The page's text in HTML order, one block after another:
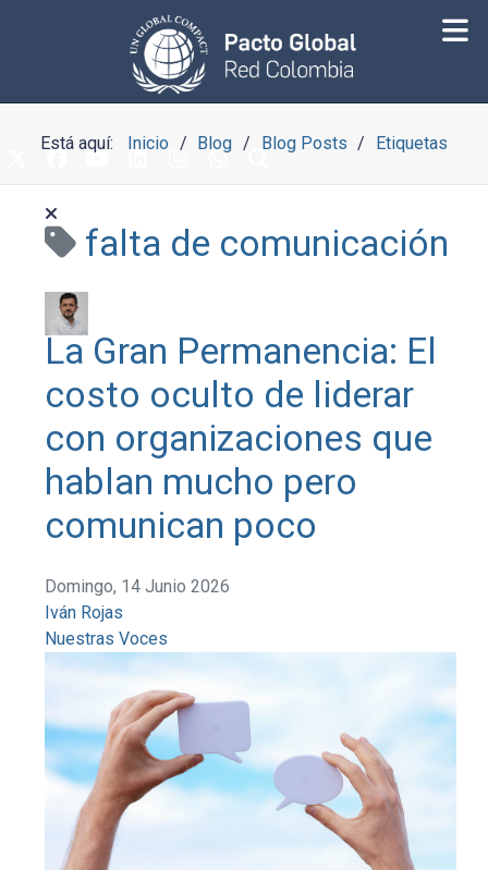
Está aquí: Inicio Blog Blog Posts Etiquetas
falta de comunicación
La Gran Permanencia: El
costo oculto de liderar
con organizaciones que
hablan mucho pero
comunican poco
Domingo, 14 Junio 2026
Iván Rojas
Nuestras Voces